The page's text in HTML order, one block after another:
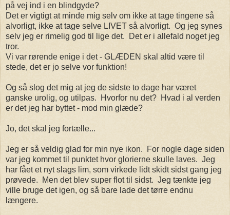
på vej ind i en blindgyde?
Det er vigtigt at minde mig selv om ikke at tage tingene så
alvorligt, ikke at tage selve LIVET så alvorligt. Og jeg synes
selv jeg er rimelig god til lige det. Det er i allefald noget jeg
tror.
Vi var rørende enige i det - GLÆDEN skal altid være til
stede, det er jo selve vor funktion!
Og så slog det mig at jeg de sidste to dage har været
ganske urolig, og utilpas. Hvorfor nu det? Hvad i al verden
er det jeg har byttet - mod min glæde?
Jo, det skal jeg fortælle...
Jeg er så veldig glad for min nye ikon. For nogle dage siden
var jeg kommet til punktet hvor glorierne skulle laves. Jeg
har fået et nyt slags lim, som virkede lidt skidt sidst gang jeg
prøvede. Men det blev super flot til sidst. Jeg tænkte jeg
ville bruge det igen, og så bare lade det tørre endnu
længere.